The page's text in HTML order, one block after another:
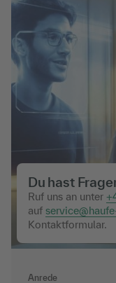
Anrede
Du hast
Ruf uns an unter
auf
Kontaktformular.